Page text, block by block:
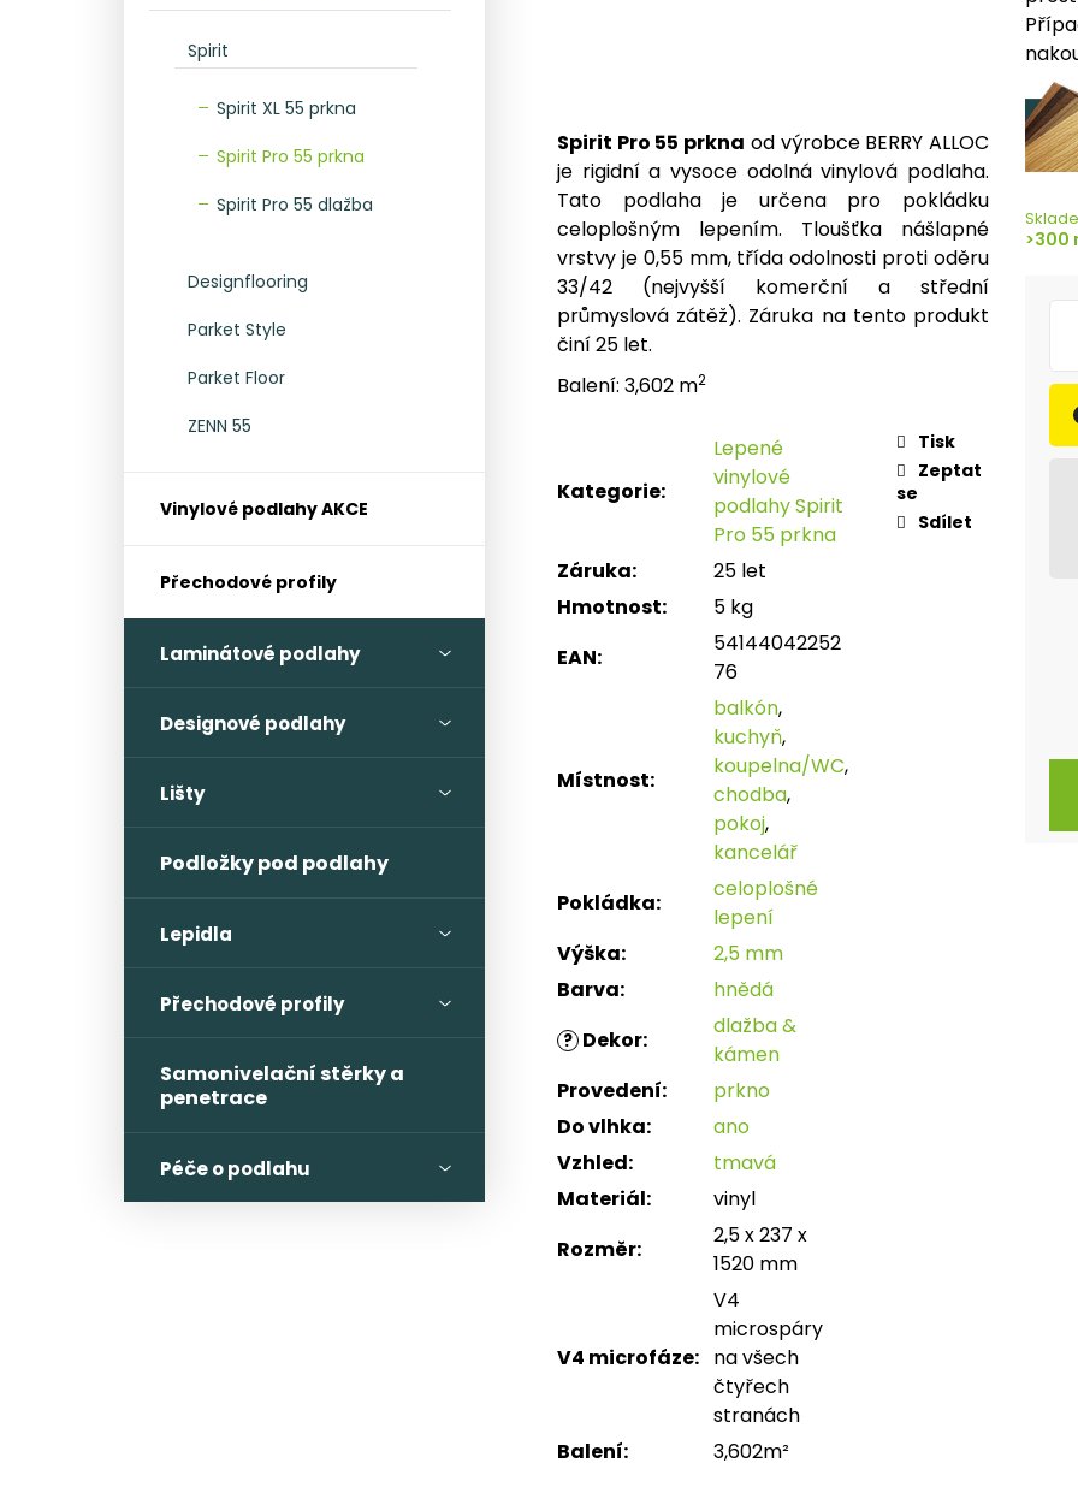
Spirit
Spirit XL 55 prkna
Spirit Pro 55 prkna
Spirit Pro 55 dlažba
Designflooring
Parket Style
Parket Floor
ZENN 55
Vinylové podlahy AKCE
Přechodové profily
Laminátové podlahy
Designové podlahy
Lišty
Podložky pod podlahy
Lepidla
Přechodové profily
Samonivelační stěrky a
penetrace
Péče o podlahu
>300
Spirit Pro 55 prkna od výrobce BERRY ALLOC
je rigidní a vysoce odolná vinylová podlaha.
Tato podlaha je určena pro pokládku
celoplošným lepením. Tloušťka nášlapné
vrstvy je 0,55 mm, třída odolnosti proti oděru
33/42 (nejvyšší komerční a střední
průmyslová zátěž). Záruka na tento produkt
činí 25 let.
Balení: 3,602 m2
Kategorie:
Lepené
vinylové
podlahy Spirit
Pro 55 prkna
Záruka:
25 let
Hmotnost:
5 kg
EAN:
54144042252
76
Místnost:
balkón,
kuchyň,
koupelna/WC,
chodba,
pokoj,
kancelář
Pokládka:
celoplošné
lepení
Výška:
2,5 mm
Barva: hnědá
? Dekor:
dlažba &
kámen
Provedení:
prkno
Do vlhka:
ano
Vzhled:
tmavá
Materiál:
vinyl
Rozměr:
2,5 x 237 x
1520 mm
V4 microfáze:
V4
microspáry
na všech
čtyřech
stranách
Balení: 3,602m²
Tisk
Zeptat
se
Sdílet